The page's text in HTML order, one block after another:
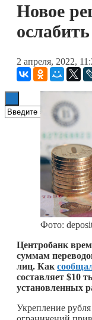
Книги
Новое
2 апреля, 2022,
Фото:
Центробанк
суммам
лиц. Как
составляет $10
установленных
Укрепление